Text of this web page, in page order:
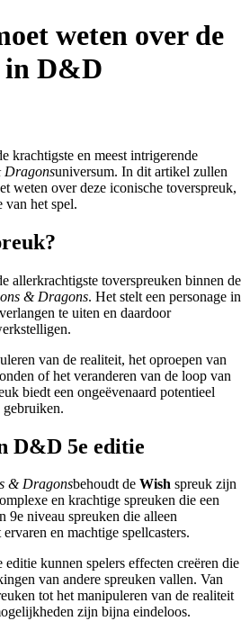
weten over de
in D&D
krachtigste en meest intrigerende
Dragonsuniversum. In dit artikel zullen
weten over deze iconische toverspreuk,
van het spel.
allerkrachtigste toverspreuken binnen de
& Dragons. Het stelt een personage in
te uiten en daardoor
van de realiteit, het oproepen van
of het veranderen van de loop van
biedt een ongeëvenaard potentieel
D&D 5e editie
& Dragonsbehoudt de Wish spreuk zijn
en krachtige spreuken die een
9e niveau spreuken die alleen
en machtige spellcasters.
editie kunnen spelers effecten creëren die
van andere spreuken vallen. Van
tot het manipuleren van de realiteit
zijn bijna eindeloos.